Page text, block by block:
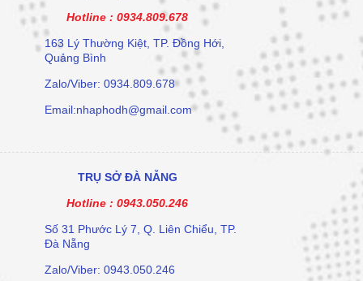
Hotline : 0934.809.678
163 Lý Thường Kiệt, TP. Đồng Hới,
Quảng Bình
Zalo/Viber: 0934.809.678
Email:nhaphodh@gmail.com
TRỤ SỞ ĐÀ NẴNG
Hotline : 0943.050.246
Số 31 Phước Lý 7, Q. Liên Chiểu, TP.
Đà Nẵng
Zalo/Viber: 0943.050.246